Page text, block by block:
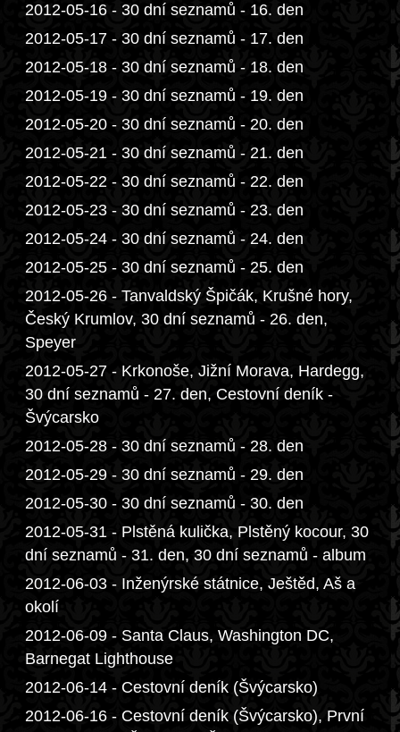
2012-05-16 - 30 dní seznamů - 16. den
2012-05-17 - 30 dní seznamů - 17. den
2012-05-18 - 30 dní seznamů - 18. den
2012-05-19 - 30 dní seznamů - 19. den
2012-05-20 - 30 dní seznamů - 20. den
2012-05-21 - 30 dní seznamů - 21. den
2012-05-22 - 30 dní seznamů - 22. den
2012-05-23 - 30 dní seznamů - 23. den
2012-05-24 - 30 dní seznamů - 24. den
2012-05-25 - 30 dní seznamů - 25. den
2012-05-26 - Tanvaldský Špičák, Krušné hory,
Český Krumlov, 30 dní seznamů - 26. den,
Speyer
2012-05-27 - Krkonoše, Jižní Morava, Hardegg,
30 dní seznamů - 27. den, Cestovní deník -
Švýcarsko
2012-05-28 - 30 dní seznamů - 28. den
2012-05-29 - 30 dní seznamů - 29. den
2012-05-30 - 30 dní seznamů - 30. den
2012-05-31 - Plstěná kulička, Plstěný kocour, 30
dní seznamů - 31. den, 30 dní seznamů - album
2012-06-03 - Inženýrské státnice, Ještěd, Aš a
okolí
2012-06-09 - Santa Claus, Washington DC,
Barnegat Lighthouse
2012-06-14 - Cestovní deník (Švýcarsko)
2012-06-16 - Cestovní deník (Švýcarsko), První